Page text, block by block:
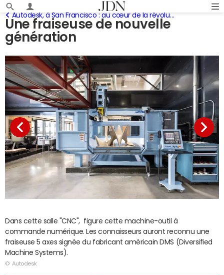
Une fraiseuse de nouvelle
génération
Autodesk, à San Francisco : au cœur de la révolution des "makers"
Dans cette salle "CNC", figure cette machine-outil à
commande numérique. Les connaisseurs auront reconnu une
fraiseuse 5 axes signée du fabricant américain DMS (Diversified
Machine Systems).
© Autodesk